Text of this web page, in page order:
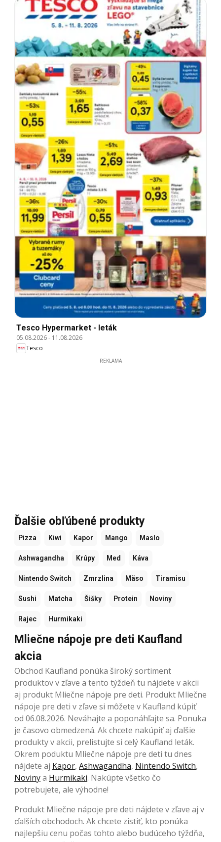
Tesco Hypermarket - leták
05.08.2026- 11.08.2026
Tesco
REKLAMA
Ďalšie obľúbené produkty
Pizza Kiwi Kapor Mango Maslo
Ashwagandha Krúpy Med Káva
Nintendo Switch Zmrzlina Mäso Tiramisu
Sushi Matcha Šišky Protein Noviny
Rajec Hurmikaki
Mliečne nápoje pre deti Kaufland
akcia
Obchod Kaufland ponúka široký sortiment
produktov v zľave a tento týždeň tu nájdete v akcii
aj produkt Mliečne nápoje pre deti. Produkt Mliečne
nápoje pre deti v zľave si môžete v Kaufland kúpiť
od 06.08.2026. Neváhajte a poponáhľajte sa. Ponuka
je časovo obmedzená. Ak chcete nakúpiť aj ďalšie
produkty v akcii, prelistujte si celý Kaufland leták.
Okrem poduktu Mliečne nápoje pre deti tu dnes
nájdete aj Kapor, Ashwagandha, Nintendo Switch,
Novinya Hurmikaki. Nakúpte všetko čo
potrebujete, ale výhodne!
Produkt Mliečne nápoje pre deti nájdete v zľave aj v
ďalších obchodoch. Ak chcete zistiť, kto ponúka
najlepšiu cenu počas tohto alebo budúceho týždňa,